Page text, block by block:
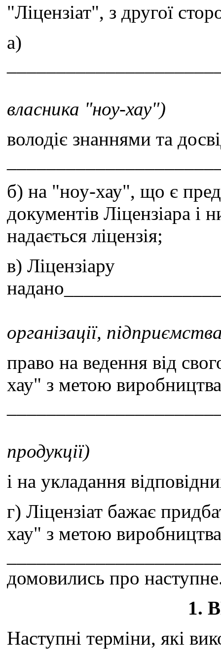
"Ліцензіат", з другої
а)
власника "ноу-хау")
володіє знаннями та
б) на "ноу-хау", що є
документів Ліцензіара і
надається ліцензія;
в) Ліцензіару
організації,
право на ведення від
хау" з метою
продукції)
і на укладання
г) Ліцензіат бажає
хау" з метою
домовились про
1.
Наступні терміни, які